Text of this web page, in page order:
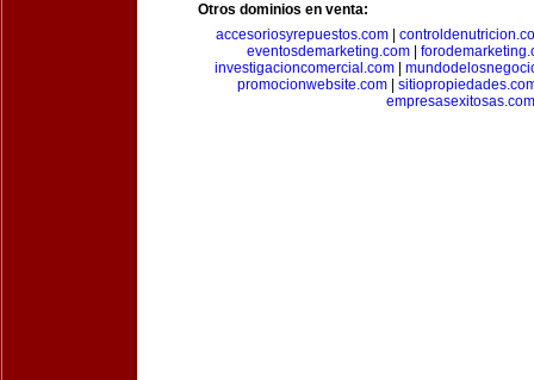
Otros dominios en venta:
accesoriosyrepuestos.com
eventosdemarketing.com|
investigacioncomercial.com
promocionwebsite.com
empresasexitosas.com